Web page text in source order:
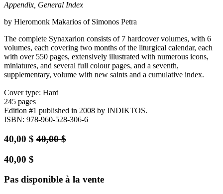
Appendix, General Index
by Hieromonk Makarios of Simonos Petra
The complete Synaxarion consists of 7 hardcover volumes, with 6
volumes, each covering two months of the liturgical calendar, each
with over 550 pages, extensively illustrated with numerous icons,
miniatures, and several full colour pages, and a seventh,
supplementary, volume with new saints and a cumulative index.
Cover type: Hard
245 pages
Edition #1 published in 2008 by INDIKTOS.
ISBN: 978-960-528-306-6
40,00 $ 40,00$
40,00 $
Pas disponible à la vente